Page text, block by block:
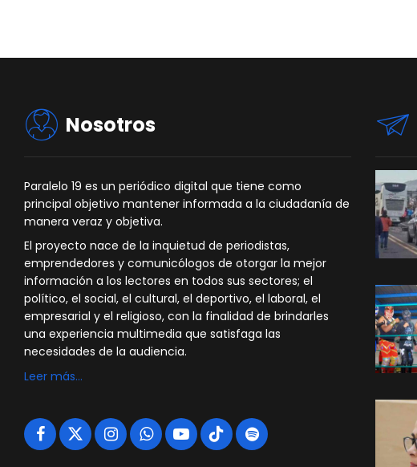
Nosotros
Paralelo 19 es un periódico digital que tiene como
principal objetivo mantener informada a la ciudadanía de
manera veraz y objetiva.
El proyecto nace de la inquietud de periodistas,
emprendedores y comunicólogos de otorgar la mejor
información a los lectores en todos sus sectores; el
político, el social, el cultural, el deportivo, el laboral, el
empresarial y el religioso, con la finalidad de brindarles
una experiencia multimedia que satisfaga las
necesidades de la audiencia.
Leer más…